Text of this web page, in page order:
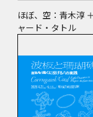
ほぼ、空：青木淳
ャード・タトル